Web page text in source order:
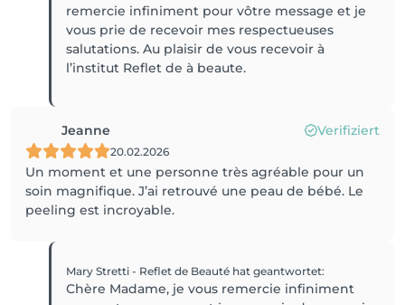
remercie infiniment pour vôtre message et je
vous prie de recevoir mes respectueuses
salutations. Au plaisir de vous recevoir à
l’institut Reflet de à beaute.
Jeanne Verifiziert
20.02.2026
Un moment et une personne très agréable pour un
soin magnifique. J’ai retrouvé une peau de bébé. Le
peeling est incroyable.
Mary Stretti - Reflet de Beauté hat geantwortet:
Chère Madame, je vous remercie infiniment